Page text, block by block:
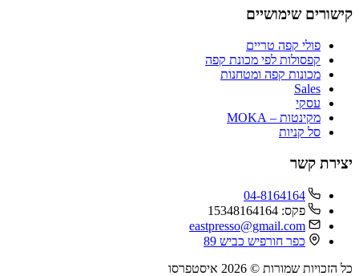
שימושיים
פולי קפה טריים
קפסולות לפי מכונת קפה
מכונות קפה ומטחנות
Sales
עסקי
מקינטות – MOKA
סל קניות
קשר
04-8164164
פקס: 15348164164
eastpresso@gmail.com
כפר חורפיש כביש 89
שמורות © 2026 איסטפרסו